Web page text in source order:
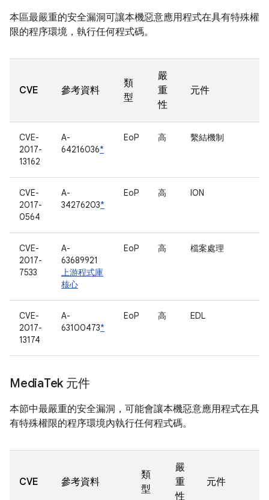
本區最嚴重的安全漏洞可讓本機惡意應用程式在具有特殊權
限的程序環境，執行任何程式碼。
CVE 參考資料
類
型
嚴
重
性
元件
CVE-
2017-
13162
A-
64216036*
EoP 高 繫結機制
CVE-
2017-
0564
A-
34276203*
EoP 高 ION
CVE-
2017-
7533
A-
63689921
上游程式庫
核心
EoP 高 檔案處理
CVE-
2017-
13174
A-
63100473*
EoP 高 EDL
MediaTek 元件
本節中最嚴重的安全漏洞，可能會讓本機惡意應用程式在具
有特殊權限的程序環境內執行任何程式碼。
CVE 參考資料
類
型
嚴
重
性
元件